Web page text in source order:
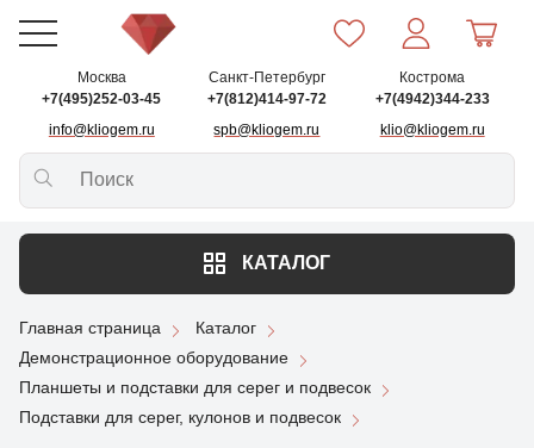
Москва
+7(495)252-03-45
info@kliogem.ru
Санкт-Петербург
+7(812)414-97-72
spb@kliogem.ru
Кострома
+7(4942)344-233
klio@kliogem.ru
КАТАЛОГ
Главная страница
Каталог
Демонстрационное оборудование
Планшеты и подставки для серег и подвесок
Подставки для серег, кулонов и подвесок